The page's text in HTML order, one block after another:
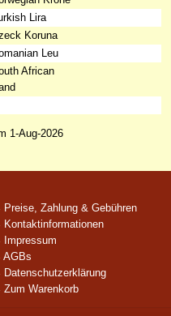
Lira
Koruna
Leu
African
1-Aug-2026
Preise, Zahlung & Gebühren
Kontaktinformationen
Impressum
AGBs
Datenschutzerklärung
Zum Warenkorb